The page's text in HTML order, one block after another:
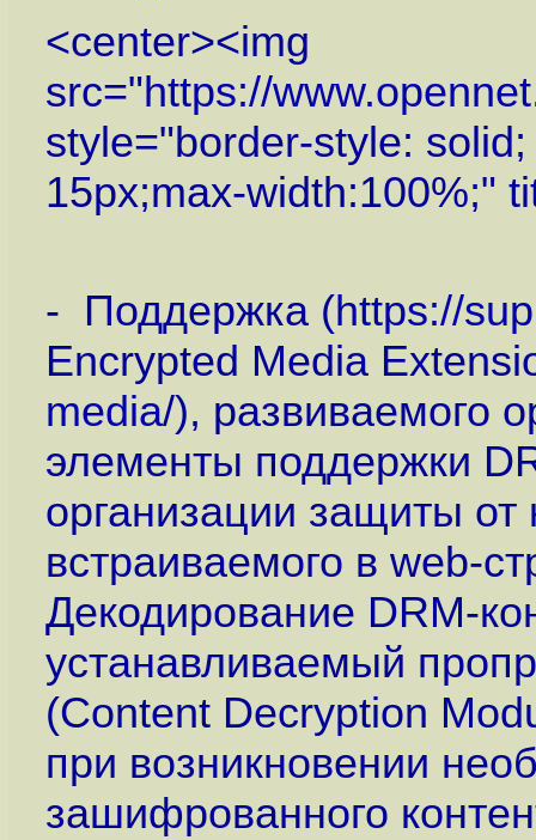
<center><img
src="https://
style="border-style:
15px;max-width:100%;"
- Поддержка (https://
Encrypted Media
media/), развиваемого
элементы поддержки
организации защиты от
встраиваемого в web-
Декодирование DRM-
устанавливаемый
(Content Decryption
при возникновении
зашифрованного